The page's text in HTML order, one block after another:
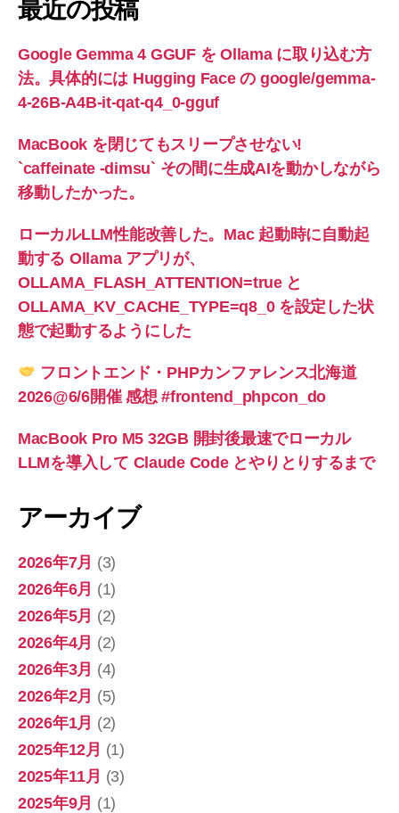
最近の投稿
Google Gemma 4 GGUF を Ollama に取り込む方
法。具体的には Hugging Face の google/gemma-
4-26B-A4B-it-qat-q4_0-gguf
MacBook を閉じてもスリープさせない!
`caffeinate -dimsu` その間に生成AIを動かしながら
移動したかった。
ローカルLLM性能改善した。Mac 起動時に自動起
動する Ollama アプリが、
OLLAMA_FLASH_ATTENTION=true と
OLLAMA_KV_CACHE_TYPE=q8_0 を設定した状
態で起動するようにした
フロントエンド・PHPカンファレンス北海道
2026@6/6開催 感想 #frontend_phpcon_do
MacBook Pro M5 32GB 開封後最速でローカル
LLMを導入して Claude Code とやりとりするまで
アーカイブ
2026年7月 (3)
2026年6月 (1)
2026年5月 (2)
2026年4月 (2)
2026年3月 (4)
2026年2月 (5)
2026年1月 (2)
2025年12月 (1)
2025年11月 (3)
2025年9月 (1)